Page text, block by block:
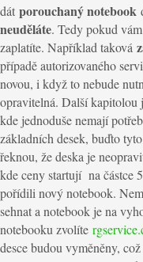
dát porouchaný notebook
neuděláte. Tedy pokud
zaplatíte. Například taková
případě autorizovaného
novou, i když to nebude
opravitelná. Další kapitolou
kde jednoduše nemají
základních desek, buďto
řeknou, že deska je
kde ceny startují na částce
pořídili nový notebook.
sehnata notebook je na
notebooku zvolíte
desce budou vyměněny,